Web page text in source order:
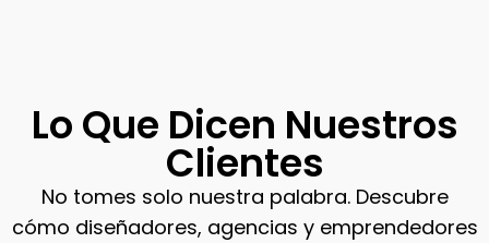
Lo Que Dicen Nuestros
Clientes
No tomes solo nuestra palabra. Descubre
cómo diseñadores, agencias y emprendedores